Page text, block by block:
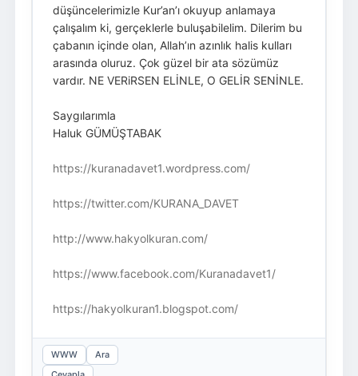
düşüncelerimizle Kur’an’ı okuyup anlamaya
çalışalım ki, gerçeklerle buluşabilelim. Dilerim bu
çabanın içinde olan, Allah’ın azınlık halis kulları
arasında oluruz. Çok güzel bir ata sözümüz
vardır. NE VERiRSEN ELİNLE, O GELİR SENİNLE.
Saygılarımla
Haluk GÜMÜŞTABAK
https://kuranadavet1.wordpress.com/
https://twitter.com/KURANA_DAVET
http://www.hakyolkuran.com/
https://www.facebook.com/Kuranadavet1/
https://hakyolkuran1.blogspot.com/
WWW
Ara